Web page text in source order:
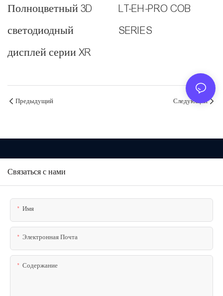
Полноцветный 3D
светодиодный
дисплей серии XR
LT-EH-PRO COB
SERIES
Предыдущий Следующий
Связаться с нами
Имя
Электронная Почта
Содержание